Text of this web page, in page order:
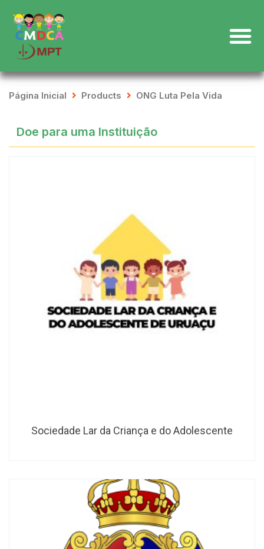
Página Inicial Products ONG Luta Pela Vida
Doe para uma Instituição
Sociedade Lar da Criança e do Adolescente